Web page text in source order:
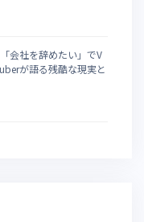
会社を辞めたい」でV
が語る残酷な現実と